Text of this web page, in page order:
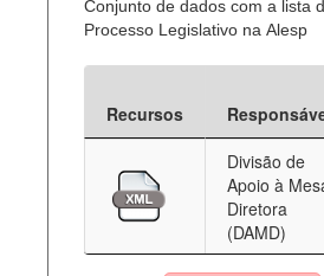
Conjunto de dados com a lista
Processo Legislativo na Alesp
Recursos
Divisão de
Apoio à
Diretora
(DAMD)